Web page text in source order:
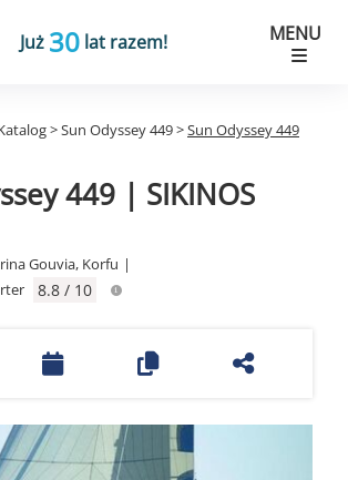
Już 30 lat razem! MENU
>Sun Odyssey 449>Sun Odyssey 449
449 | SIKINOS
Gouvia, Korfu |
8.8 / 10